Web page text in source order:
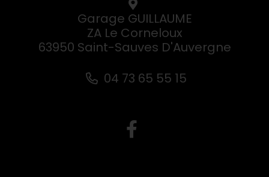
Garage GUILLAUME
ZA Le Corneloux
63950 Saint-Sauves D'Auvergne
04 73 65 55 15